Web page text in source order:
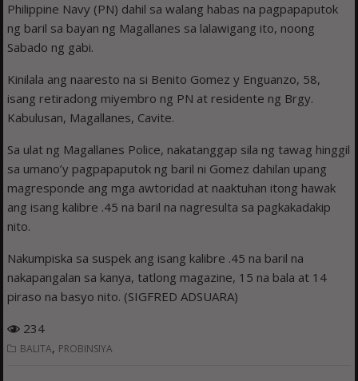
Philippine Navy (PN) dahil sa walang habas na pagpapaputok
ng baril sa bayan ng Magallanes sa lalawigang ito, noong
Sabado ng gabi.
Kinilala ang naaresto na si Benito Gomez y Enguanzo, 58,
isang retiradong miyembro ng PN at residente ng Brgy.
Kabulusan, Magallanes, Cavite.
Sa ulat ng Magallanes Police, nakatanggap sila ng tawag hinggil
sa umano’y pagpapaputok ng baril ni Gomez dahilan upang
magresponde ang mga awtoridad at naaktuhan itong hawak
ang isang kalibre .45 na baril na nagresulta sa pagkakadakip
nito.
Nakumpiska sa suspek ang isang kalibre .45 na baril na
nakapangalan sa kanya, tatlong magazine, 15 na bala at 14
piraso na basyo nito. (SIGFRED ADSUARA)
234
BALITA, PROBINSIYA